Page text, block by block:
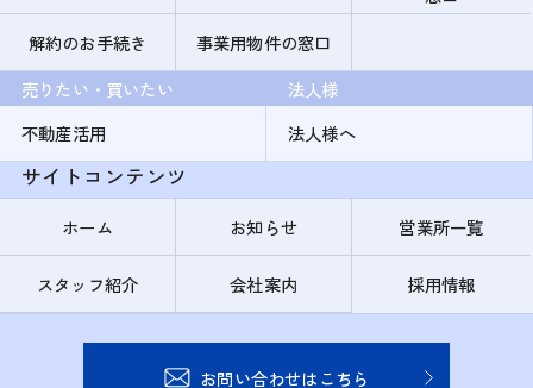
解約のお手続き
事業用物件の窓口
売りたい・買いたい
不動産活用
法人様
法人様へ
サイトコンテンツ
ホーム お知らせ 営業所一覧
スタッフ紹介 会社案内 採用情報
お問い合わせはこちら